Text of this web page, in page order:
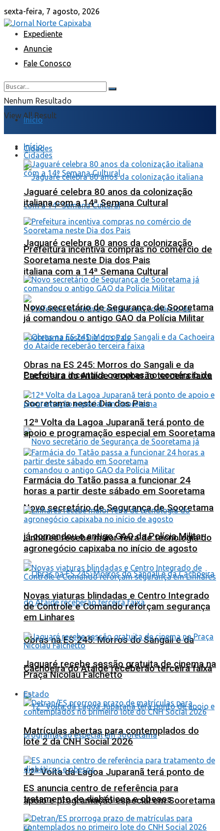
sexta-feira, 7 agosto, 2026
Expediente
Anuncie
Fale Conosco
Nenhum Resultado
View All Result
Início
Cidades
Jaguaré celebra 80 anos da colonização
italiana com a 14ª Semana Cultural
Prefeitura incentiva compras no comércio de
Sooretama neste Dia dos Pais
Novo secretário de Segurança de Sooretama
já comandou o antigo GAO da Polícia Militar
Obras na ES 245: Morros do Sangali e da
Cachoeira do Ataíde receberão terceira faixa
12ª Volta da Lagoa Juparanã terá ponto de
apoio e programação especial em Sooretama
Início
Cidades
Jaguaré celebra 80 anos da colonização
italiana com a 14ª Semana Cultural
Prefeitura incentiva compras no comércio de
Sooretama neste Dia dos Pais
Novo secretário de Segurança de Sooretama
já comandou o antigo GAO da Polícia Militar
Obras na ES 245: Morros do Sangali e da
Cachoeira do Ataíde receberão terceira faixa
12ª Volta da Lagoa Juparanã terá ponto de
apoio e programação especial em Sooretama
Farmácia do Tatão passa a funcionar 24
horas a partir deste sábado em Sooretama
Linhares recebe maior feira de tecnologia do
agronegócio capixaba no início de agosto
Novas viaturas blindadas e Centro Integrado
de Controle e Comando reforçam segurança
em Linhares
Jaguaré recebe sessão gratuita de cinema na
Praça Nicolau Falchetto
Estado
Matrículas abertas para contemplados do
lote 2 da CNH Social 2026
ES anuncia centro de referência para
tratamento de diabéticos e obesos